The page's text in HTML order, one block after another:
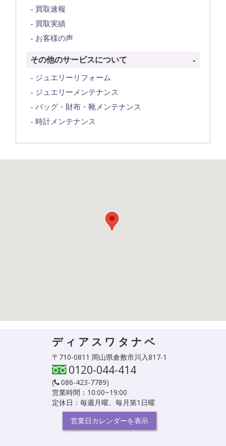
買取速報
買取実績
お客様の声
その他のサービスについて
ジュエリーリフォーム
ジュエリーメンテナンス
バッグ・財布・靴メンテナンス
時計メンテナンス
ディアスワタナベ
〒710-0811 岡山県倉敷市川入817-1
0120-044-414
( 086-423-7789)
営業時間：10:00~19:00
定休日：毎週月曜、毎月第1日曜
営業日カレンダーを表示